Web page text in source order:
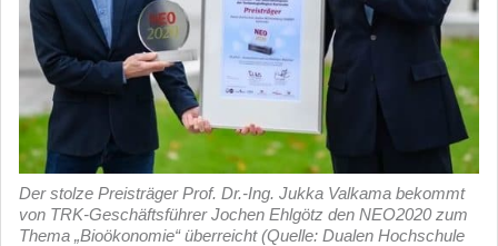
Der stolze Preisträger Prof. Dr.-Ing. Jukka Valkama bekommt
von TRK-Geschäftsführer Jochen Ehlgötz den NEO2020 zum
Thema „Bioökonomie“ überreicht (Quelle: Dualen Hochschule